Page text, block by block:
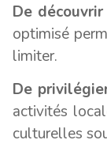
De
optimisé
limiter.
De
activités
culturelles